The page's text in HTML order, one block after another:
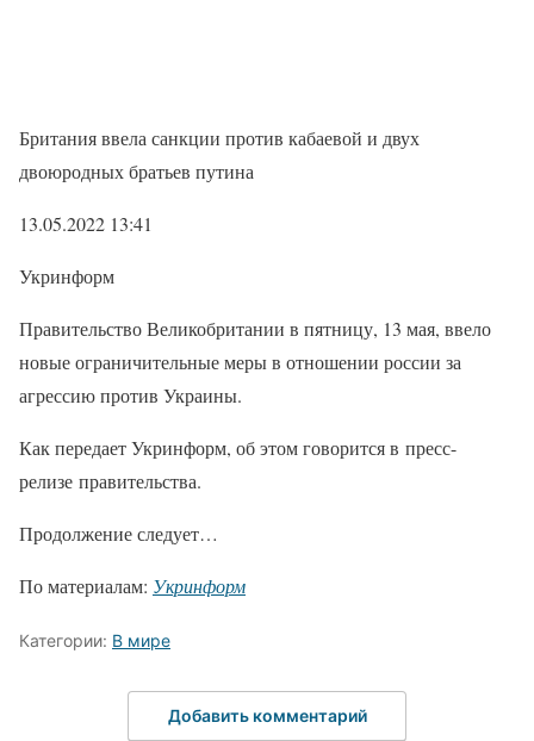
Британия ввела санкции против кабаевой и двух
двоюродных братьев путина
13.05.2022 13:41
Укринформ
Правительство Великобритании в пятницу, 13 мая, ввело
новые ограничительные меры в отношении россии за
агрессию против Украины.
Как передает Укринформ, об этом говорится в пресс-
релизе правительства.
Продолжение следует…
По материалам: Укринформ
Категории: В мире
Добавить комментарий